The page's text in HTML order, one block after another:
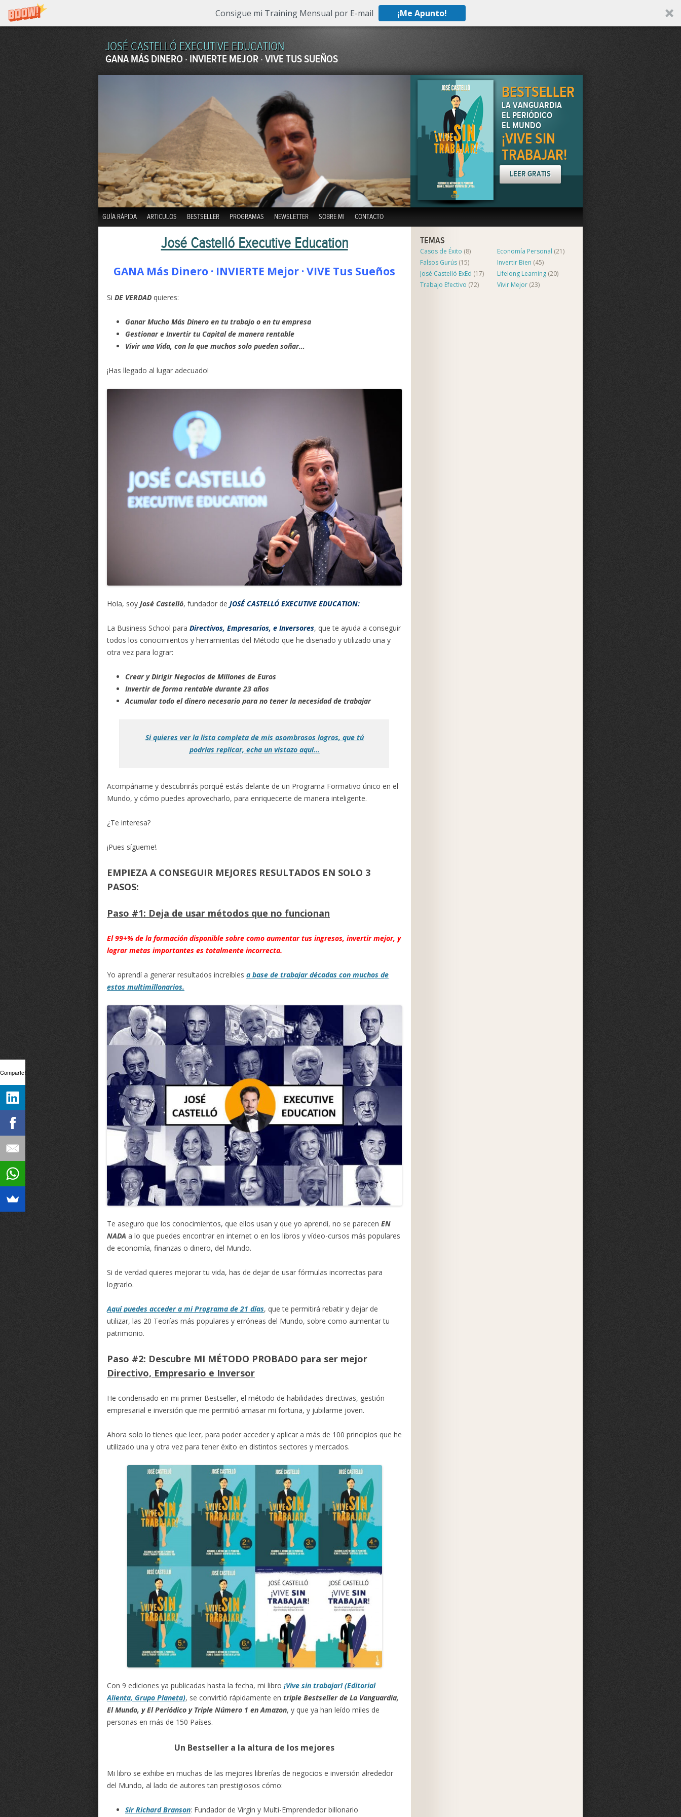
Consigue mi Training Mensual por E-mail ¡Me Apunto!
JOSÉ CASTELLÓ EXECUTIVE EDUCATION
GANA MÁS DINERO · INVIERTE MEJOR · VIVE TUS SUEÑOS
BESTSELLER
LA VANGUARDIA
EL PERIÓDICO
EL MUNDO
¡VIVE SIN
TRABAJAR!
LEER GRATIS
Skip to content
GUÍA RÁPIDA ARTICULOS BESTSELLER PROGRAMAS NEWSLETTER SOBRE MI CONTACTO
José Castelló Executive Education
GANA Más Dinero · INVIERTE Mejor · VIVE Tus Sueños
Si DE VERDAD quieres:
Ganar Mucho Más Dinero en tu trabajo o en tu empresa
Gestionar e Invertir tu Capital de manera rentable
Vivir una Vida, con la que muchos solo pueden soñar…
¡Has llegado al lugar adecuado!
Hola, soy José Castelló, fundador de JOSÉ CASTELLÓ EXECUTIVE EDUCATION:
La Business School para Directivos, Empresarios, e Inversores, que te ayuda a conseguir
todos los conocimientos y herramientas del Método que he diseñado y utilizado una y
otra vez para lograr:
Crear y Dirigir Negocios de Millones de Euros
Invertir de forma rentable durante 23 años
Acumular todo el dinero necesario para no tener la necesidad de trabajar
Si quieres ver la lista completa de mis asombrosos logros, que tú
podrías replicar, echa un vistazo aquí…
Acompáñame y descubrirás porqué estás delante de un Programa Formativo único en el
Mundo, y cómo puedes aprovecharlo, para enriquecerte de manera inteligente.
¿Te interesa?
¡Pues sígueme!.
EMPIEZA A CONSEGUIR MEJORES RESULTADOS EN SOLO 3
PASOS:
Paso #1: Deja de usar métodos que no funcionan
El 99+% de la formación disponible sobre como aumentar tus ingresos, invertir mejor, y
lograr metas importantes es totalmente incorrecta.
Yo aprendí a generar resultados increíbles a base de trabajar décadas con muchos de
estos multimillonarios.
Te aseguro que los conocimientos, que ellos usan y que yo aprendí, no se parecen EN
NADA a lo que puedes encontrar en internet o en los libros y vídeo-cursos más populares
de economía, finanzas o dinero, del Mundo.
Si de verdad quieres mejorar tu vida, has de dejar de usar fórmulas incorrectas para
lograrlo.
Aquí puedes acceder a mi Programa de 21 días, que te permitirá rebatir y dejar de
utilizar, las 20 Teorías más populares y erróneas del Mundo, sobre como aumentar tu
patrimonio.
Paso #2: Descubre MI MÉTODO PROBADO para ser mejor
Directivo, Empresario e Inversor
He condensado en mi primer Bestseller, el método de habilidades directivas, gestión
empresarial e inversión que me permitió amasar mi fortuna, y jubilarme joven.
Ahora solo lo tienes que leer, para poder acceder y aplicar a más de 100 principios que he
utilizado una y otra vez para tener éxito en distintos sectores y mercados.
Con 9 ediciones ya publicadas hasta la fecha, mi libro ¡Vive sin trabajar! (Editorial
Alienta, Grupo Planeta), se convirtió rápidamente en triple Bestseller de La Vanguardia,
El Mundo, y El Periódico y Triple Número 1 en Amazon, y que ya han leído miles de
personas en más de 150 Países.
Un Bestseller a la altura de los mejores
Mi libro se exhibe en muchas de las mejores librerías de negocios e inversión alrededor
del Mundo, al lado de autores tan prestigiosos cómo:
Sir Richard Branson: Fundador de Virgin y Multi-Emprendedor billonario
TEMAS
Casos de Éxito (8) Economía Personal (21)
Falsos Gurús (15) Invertir Bien (45)
José Castelló ExEd (17) Lifelong Learning(20)
Trabajo Efectivo (72) Vivir Mejor(23)
Comparte!